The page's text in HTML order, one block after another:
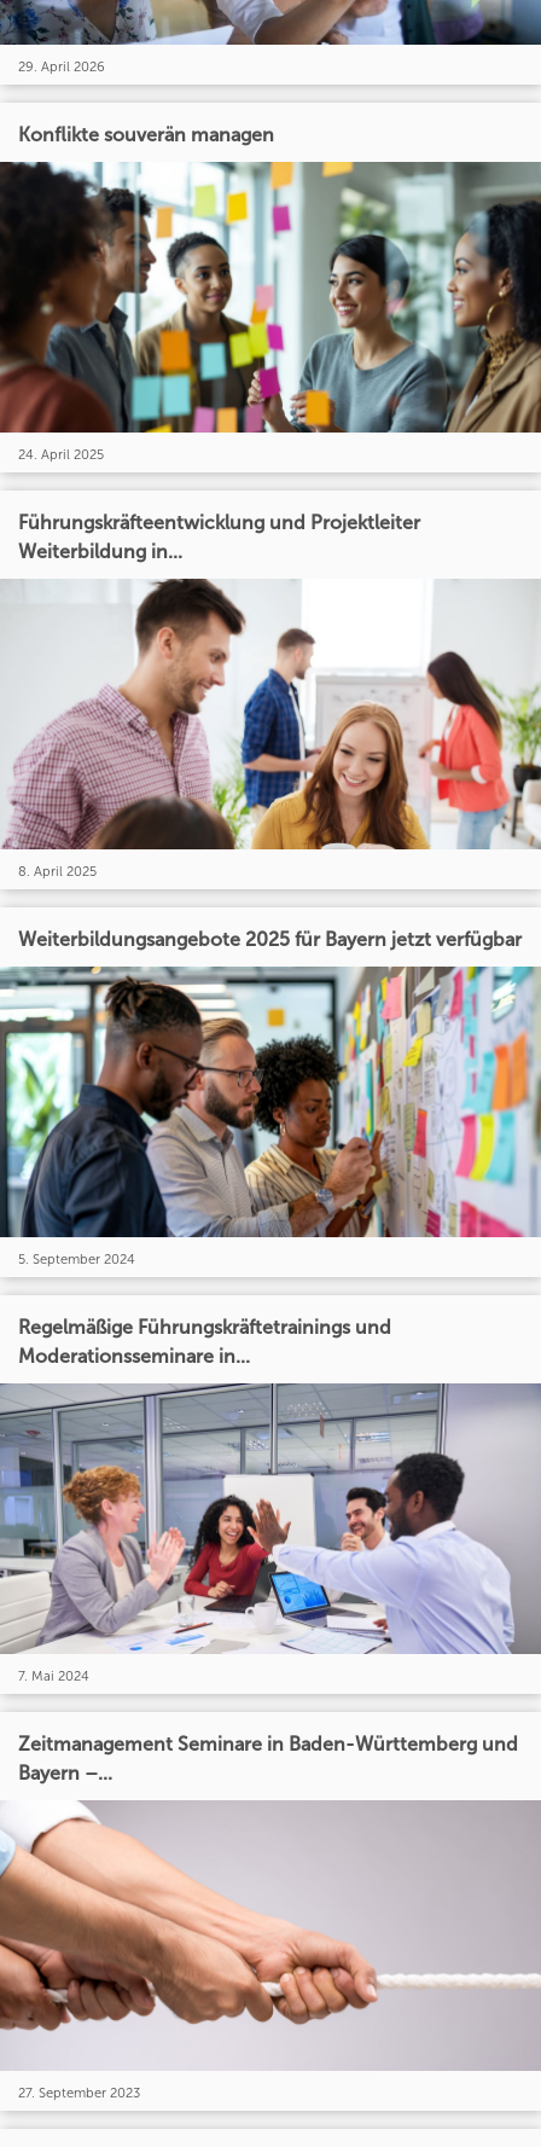
29. April 2026
Konflikte souverän managen
24. April 2025
Führungskräfteentwicklung und Projektleiter
Weiterbildung in...
8. April 2025
Weiterbildungsangebote 2025 für Bayern jetzt verfügbar
5. September 2024
Regelmäßige Führungskräftetrainings und
Moderationsseminare in...
7. Mai 2024
Zeitmanagement Seminare in Baden-Württemberg und
Bayern –...
27. September 2023